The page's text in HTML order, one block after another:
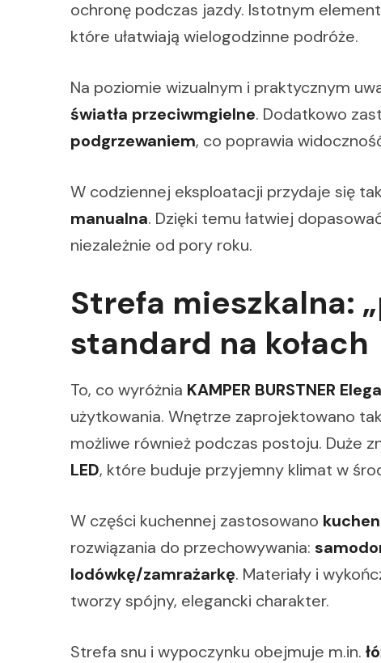
ochronę podczas jazdy. Istotnym
które ułatwiają wielogodzinne podróże.
Na poziomie wizualnym i praktycznym
światła przeciwmgielne. Dodatkowo
podgrzewaniem, co poprawia
W codziennej eksploatacji przydaje się
manualna. Dzięki temu łatwiej
niezależnie od pory roku.
Strefa mieszkalna:
standard na kołach
To, co wyróżnia KAMPER BURSTNER
użytkowania. Wnętrze zaprojektowano
możliwe również podczas postoju. Duże
LED, które buduje przyjemny klimat w
W części kuchennej zastosowano
rozwiązania do przechowywania:
lodówkę/zamrażarkę. Materiały i
tworzy spójny, elegancki charakter.
Strefa snu i wypoczynku obejmuje m.in.